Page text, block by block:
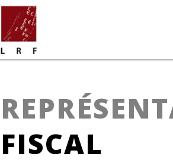
Skip to content
FISCAL